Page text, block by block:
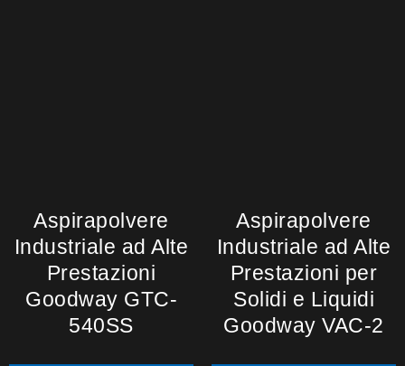
Aspirapolvere
Industriale ad Alte
Prestazioni
Goodway GTC-
540SS
Aspirapolvere
Industriale ad Alte
Prestazioni per
Solidi e Liquidi
Goodway VAC-2